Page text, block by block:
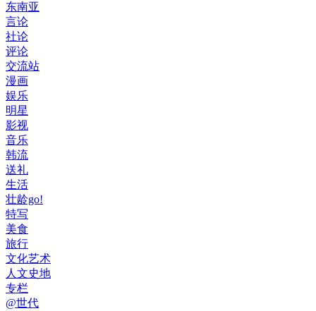
东南亚
言论
社论
评论
交流站
漫画
娱乐
明星
影视
音乐
韩流
送礼
生活
壮龄go!
特写
美食
旅行
文化艺术
人文史地
专栏
@世代